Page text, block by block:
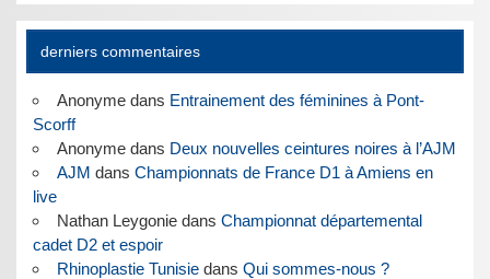
derniers commentaires
Anonymedans Entrainement des féminines à Pont-
Scorff
Anonymedans Deux nouvelles ceintures noires à l’AJM
AJM dans Championnats de France D1 à Amiens en
live
Nathan Leygoniedans Championnat départemental
cadet D2 et espoir
Rhinoplastie Tunisiedans Qui sommes-nous ?